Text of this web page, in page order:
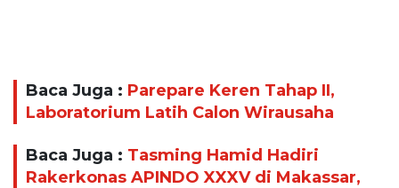
Baca Juga : Parepare Keren Tahap II,
Laboratorium Latih Calon Wirausaha
Baca Juga : Tasming Hamid Hadiri
Rakerkonas APINDO XXXV di Makassar,